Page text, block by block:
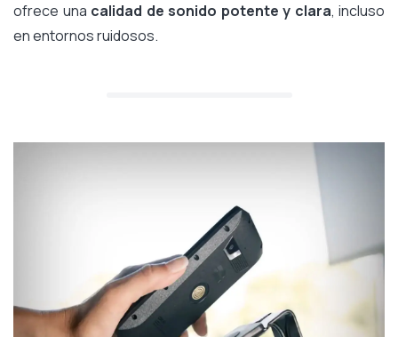
ofrece una calidad de sonido potente y clara, incluso
en entornos ruidosos.